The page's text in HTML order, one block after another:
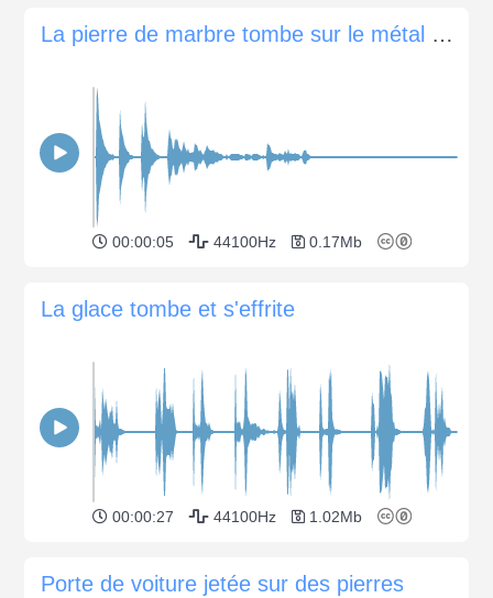
La pierre de marbre tombe sur le métal et roule
00:00:05 44100Hz 0.17Mb
La glace tombe et s'effrite
00:00:27 44100Hz 1.02Mb
Porte de voiture jetée sur des pierres